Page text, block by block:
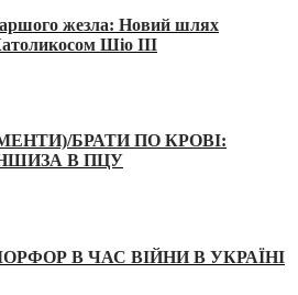
жезла: Новий шлях
Шіо III
БРАТИ ПО КРОВІ:
В ПЦУ
В ЧАС ВІЙНИ В УКРАЇНІ